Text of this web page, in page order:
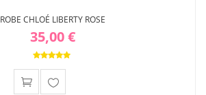
ROBE CHLOÉ LIBERTY ROSE
35,00 €